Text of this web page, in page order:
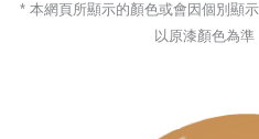
* 本網頁所顯示的顏色或會因個別顯
以原漆顏色為準